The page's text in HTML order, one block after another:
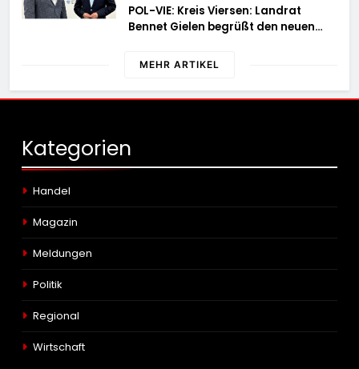
POL-VIE: Kreis Viersen: Landrat
Bennet Gielen begrüßt den neuen
MEHR ARTIKEL
Kategorien
Handel
Magazin
Meldungen
Politik
Regional
Wirtschaft